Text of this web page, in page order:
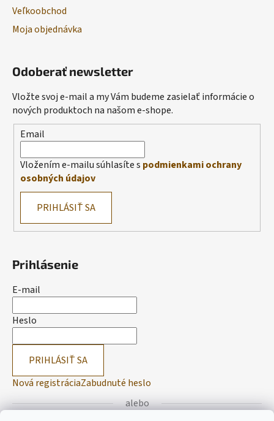
Veľkoobchod
Moja objednávka
Odoberať newsletter
Vložte svoj e-mail a my Vám budeme zasielať informácie o
nových produktoch na našom e-shope.
Email
Vložením e-mailu súhlasíte s podmienkami ochrany
osobných údajov
PRIHLÁSIŤ SA
Prihlásenie
E-mail
Heslo
PRIHLÁSIŤ SA
Nová registráciaZabudnuté heslo
alebo